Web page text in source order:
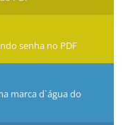
senha no PDF
marca d`água do